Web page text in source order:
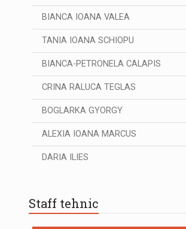
BIANCA IOANA VALEA
TANIA IOANA SCHIOPU
BIANCA-PETRONELA CALAPIS
CRINA RALUCA TEGLAS
BOGLARKA GYORGY
ALEXIA IOANA MARCUS
DARIA ILIES
Staff tehnic